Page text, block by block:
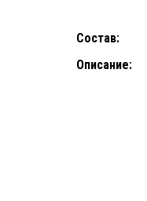
Состав:
Описание: